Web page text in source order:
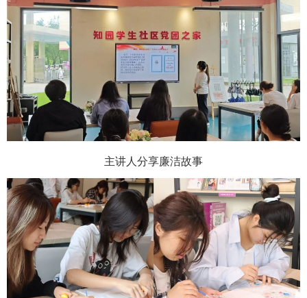
主讲人分享廉洁故事